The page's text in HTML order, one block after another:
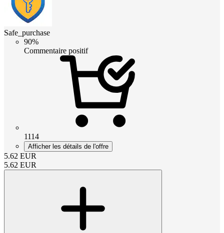
Safe_purchase
90%
Commentaire positif
1114
Afficher les détails de l'offre
5.62 EUR
5.62 EUR